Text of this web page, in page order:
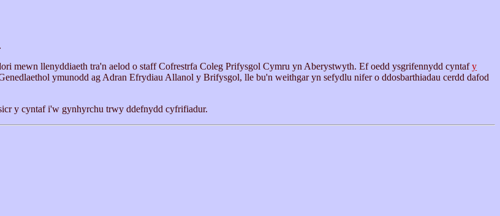
mewn llenyddiaeth tra'n aelod o staff Cofrestrfa Coleg Prifysgol Cymru yn Aberystwyth. Ef oedd ysgrifennydd cyntafy
ymunodd ag Adran Efrydiau Allanol y Brifysgol, lle bu'n weithgar yn sefydlu nifer o ddosbarthiadau cerdd dafod
y cyntaf i'w gynhyrchu trwy ddefnydd cyfrifiadur.